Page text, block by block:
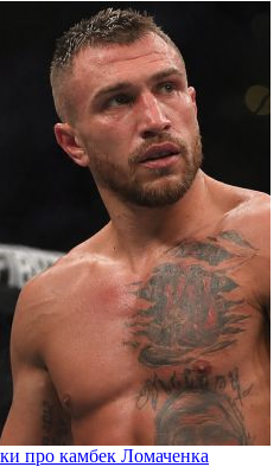
про камбек Ломаченка